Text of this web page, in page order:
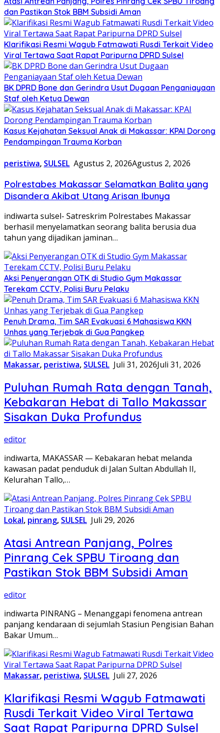
dan Pastikan Stok BBM Subsidi Aman
Klarifikasi Resmi Wagub Fatmawati Rusdi Terkait Video
Viral Tertawa Saat Rapat Paripurna DPRD Sulsel
BK DPRD Bone dan Gerindra Usut Dugaan Penganiayaan
Staf oleh Ketua Dewan
Kasus Kejahatan Seksual Anak di Makassar: KPAI Dorong
Pendampingan Trauma Korban
peristiwa, SULSEL Agustus 2, 2026Agustus 2, 2026
Polrestabes Makassar Selamatkan Balita yang
Disandera Akibat Utang Arisan Ibunya
indiwarta sulsel- Satreskrim Polrestabes Makassar
berhasil menyelamatkan seorang balita berusia dua
tahun yang dijadikan jaminan…
Aksi Penyerangan OTK di Studio Gym Makassar
Terekam CCTV, Polisi Buru Pelaku
Penuh Drama, Tim SAR Evakuasi 6 Mahasiswa KKN
Unhas yang Terjebak di Gua Pangkep
Makassar, peristiwa, SULSEL Juli 31, 2026Juli 31, 2026
Puluhan Rumah Rata dengan Tanah,
Kebakaran Hebat di Tallo Makassar
Sisakan Duka Profundus
editor
indiwarta, MAKASSAR — Kebakaran hebat melanda
kawasan padat penduduk di Jalan Sultan Abdullah II,
Kelurahan Tallo,…
Lokal, pinrang, SULSEL Juli 29, 2026
Atasi Antrean Panjang, Polres
Pinrang Cek SPBU Tiroang dan
Pastikan Stok BBM Subsidi Aman
editor
‎indiwarta ​PINRANG – Menanggapi fenomena antrean
panjang kendaraan di sejumlah Stasiun Pengisian Bahan
Bakar Umum…
Makassar, peristiwa, SULSEL Juli 27, 2026
Klarifikasi Resmi Wagub Fatmawati
Rusdi Terkait Video Viral Tertawa
Saat Rapat Paripurna DPRD Sulsel